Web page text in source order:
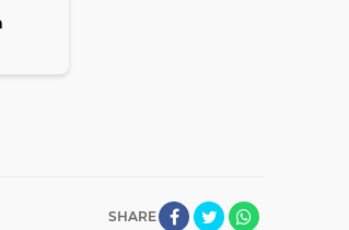
SHARE